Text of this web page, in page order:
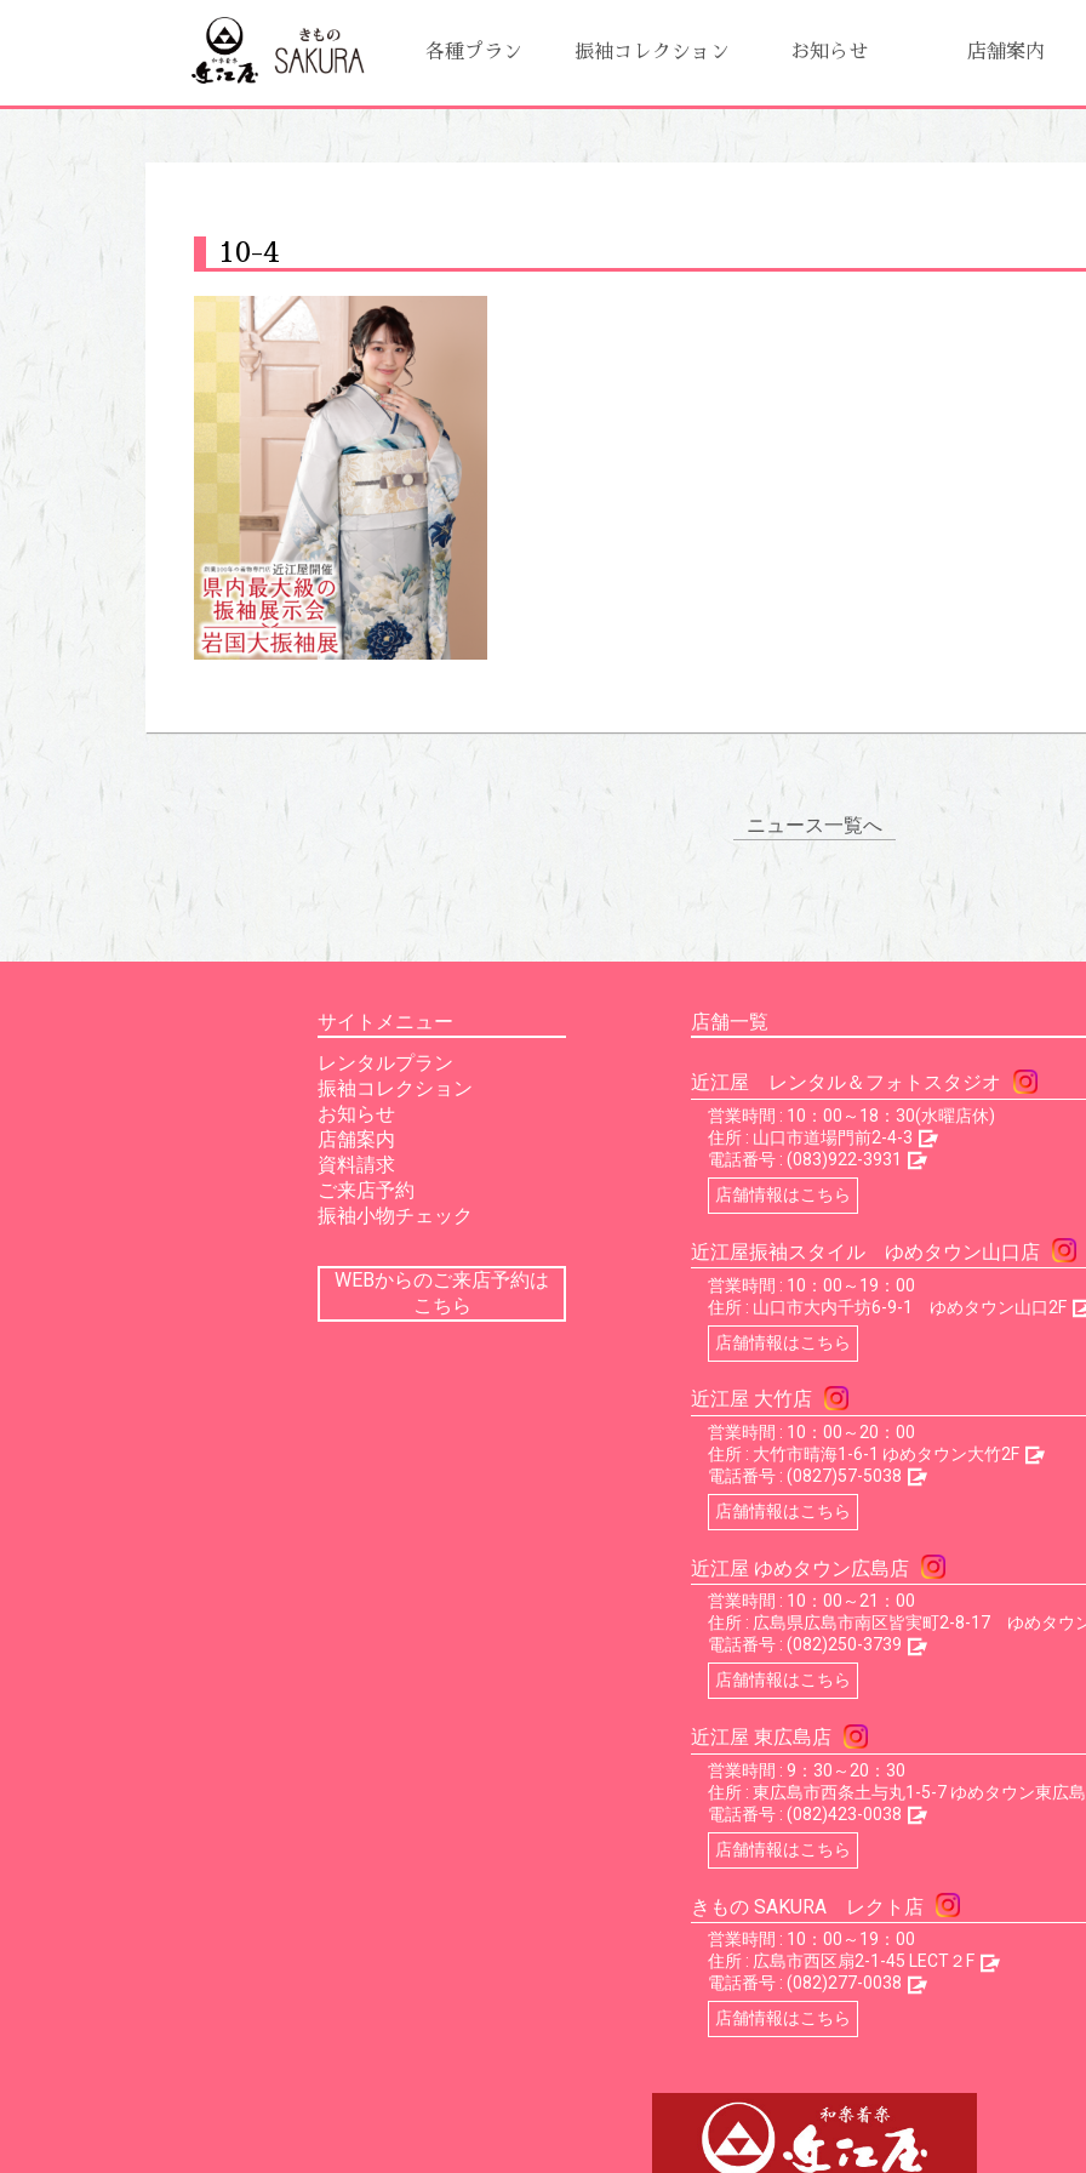
各種プラン 振袖コレクション お知らせ 店舗案内
10-4
ニュース一覧へ
サイトメニュー
レンタルプラン
振袖コレクション
お知らせ
店舗案内
資料請求
ご来店予約
振袖小物チェック
WEBからのご来店予約は
こちら
店舗一覧
近江屋 レンタル＆フォトスタジオ
営業時間 : 10：00～18：30(水曜店休)
住所 : 山口市道場門前2-4-3
電話番号 : (083)922-3931
店舗情報はこちら
近江屋振袖スタイル ゆめタウン山口店
営業時間 : 10：00～19：00
住所 : 山口市大内千坊6-9-1 ゆめタウン山口2F
店舗情報はこちら
近江屋 大竹店
営業時間 : 10：00～20：00
住所 : 大竹市晴海1-6-1 ゆめタウン大竹2F
電話番号 : (0827)57-5038
店舗情報はこちら
近江屋 ゆめタウン広島店
営業時間 : 10：00～21：00
住所 : 広島県広島市南区皆実町2-8-17 ゆめタウ
電話番号 : (082)250-3739
店舗情報はこちら
近江屋 東広島店
営業時間 : 9：30～20：30
住所 : 東広島市西条土与丸1-5-7 ゆめタウン東広
電話番号 : (082)423-0038
店舗情報はこちら
きもの SAKURA レクト店
営業時間 : 10：00～19：00
住所 : 広島市西区扇2-1-45 LECT２F
電話番号 : (082)277-0038
店舗情報はこちら